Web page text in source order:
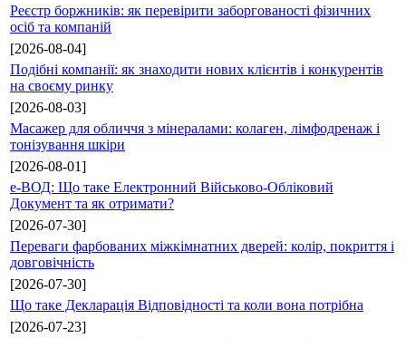
Реєстр боржників: як перевірити заборгованості фізичних
осіб та компаній
[2026-08-04]
Подібні компанії: як знаходити нових клієнтів і конкурентів
на своєму ринку
[2026-08-03]
Масажер для обличчя з мінералами: колаген, лімфодренаж і
тонізування шкіри
[2026-08-01]
е-ВОД: Що таке Електронний Військово-Обліковий
Документ та як отримати?
[2026-07-30]
Переваги фарбованих міжкімнатних дверей: колір, покриття і
довговічність
[2026-07-30]
Що таке Декларація Відповідності та коли вона потрібна
[2026-07-23]